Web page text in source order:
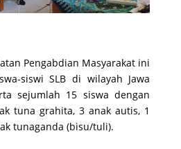
Pengabdian Masyarakat ini
siswi SLB di wilayah Jawa
sejumlah 15 siswa dengan
tuna grahita, 3 anak autis, 1
tunaganda (bisu/tuli).